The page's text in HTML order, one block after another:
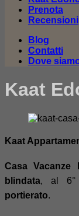
Prenota
Recensioni
Blog
Contatti
Dove
Kaat
Kaat
Casa Vacanze
blindata, al 6°
portierato.